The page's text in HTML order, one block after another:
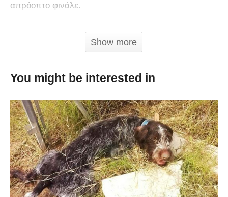
απρόοπτο φινάλε.
Show more
You might be interested in